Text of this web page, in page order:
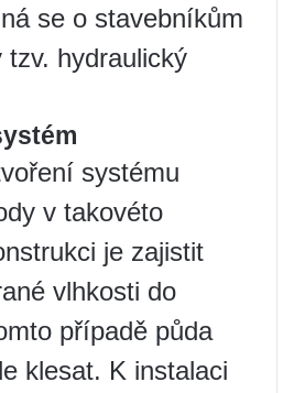
se o stavebníkům
tzv. hydraulický
systému
v takovéto
je zajistit
vlhkosti do
případě půda
klesat. K instalaci